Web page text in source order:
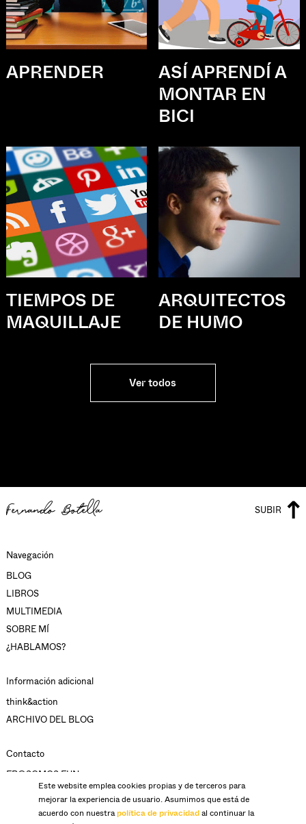
APRENDER
ASÍ APRENDÍ A
MONTAR EN
BICI
TIEMPOS DE
MAQUILLAJE
ARQUITECTOS
DE HUMO
Ver todos
Este website emplea cookies propias y de terceros para
mejorar la experiencia de usuario. Asumimos que está de
acuerdo con nuestrapolítica de privacidadal continuar la
Fernando Botella SUBIR
Navegación
BLOG
LIBROS
MULTIMEDIA
SOBRE MÍ
¿HABLAMOS?
Información adicional
think&action
ARCHIVO DEL BLOG
Contacto
FB@SOMOS.FUN